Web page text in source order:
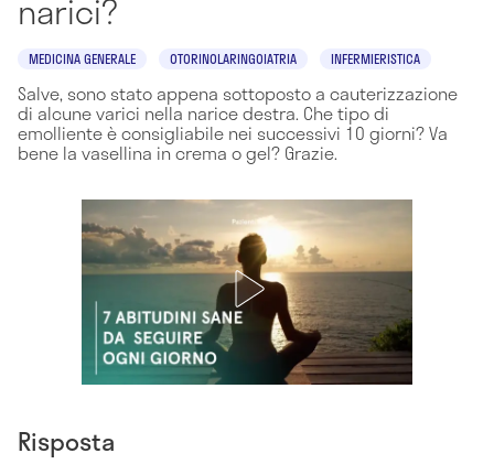
narici?
MEDICINA GENERALE OTORINOLARINGOIATRIA INFERMIERISTICA
Salve, sono stato appena sottoposto a cauterizzazione
di alcune varici nella narice destra. Che tipo di
emolliente è consigliabile nei successivi 10 giorni? Va
bene la vasellina in crema o gel? Grazie.
Risposta